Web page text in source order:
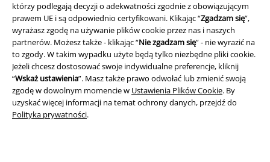
którzy podlegają decyzji o adekwatności zgodnie z obowiązującym
prawem UE i są odpowiednio certyfikowani. Klikając “Zgadzam się”,
wyrażasz zgodę na używanie plików cookie przez nas i naszych
partnerów. Możesz także - klikając “Nie zgadzam się” - nie wyrazić na
to zgody. W takim wypadku użyte będą tylko niezbędne pliki cookie.
Jeżeli chcesz dostosować swoje indywidualne preferencje, kliknij
“Wskaż ustawienia”. Masz także prawo odwołać lub zmienić swoją
zgodę w dowolnym momencie w Ustawienia Plików Cookie. By
uzyskać więcej informacji na temat ochrony danych, przejdź do
Polityka prywatności.
Regulamin
Dane firmy
Polityka prywatności
Unieszkodliwianie odpadów i ochrona środowiska
Deklaracja Zgodności